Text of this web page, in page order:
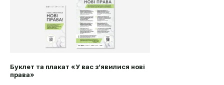
Буклет та плакат «У вас з’явилися нові
права»